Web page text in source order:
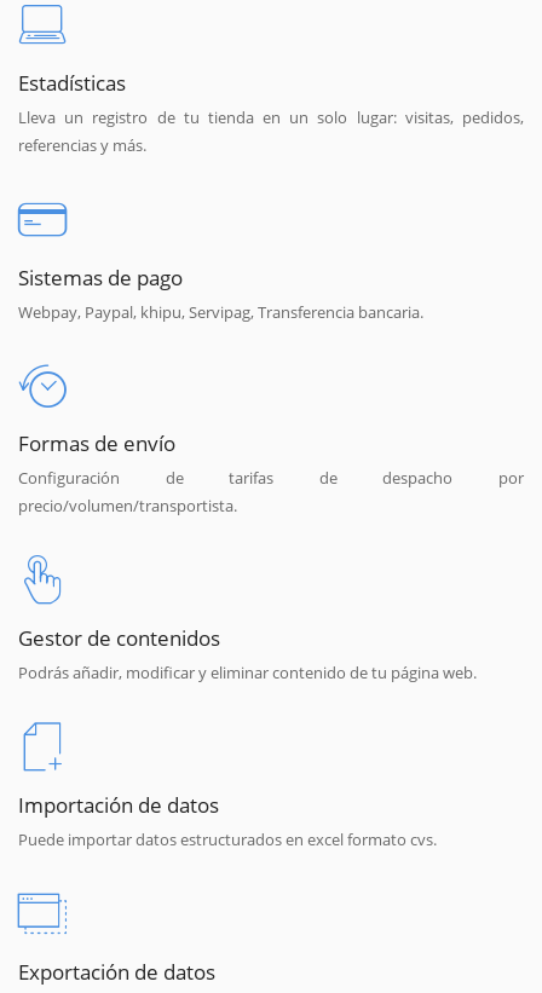
Estadísticas
Lleva un registro de tu tienda en un solo lugar: visitas, pedidos,
referencias y más.
Sistemas de pago
Webpay, Paypal, khipu, Servipag, Transferencia bancaria.
Formas de envío
Configuración de tarifas de despacho por
precio/volumen/transportista.
Gestor de contenidos
Podrás añadir, modificar y eliminar contenido de tu página web.
Importación de datos
Puede importar datos estructurados en excel formato cvs.
Exportación de datos